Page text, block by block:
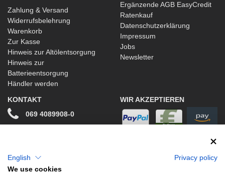
Zahlung & Versand
Widerrufsbelehrung
Warenkorb
Zur Kasse
Hinweis zur Altölentsorgung
Hinweis zur
Batterieentsorgung
Händler werden
Ergänzende AGB EasyCredit
Ratenkauf
Datenschutzerklärung
Impressum
Jobs
Newsletter
KONTAKT
069 4089908-0
WIR AKZEPTIEREN
English
Privacy policy
We use cookies